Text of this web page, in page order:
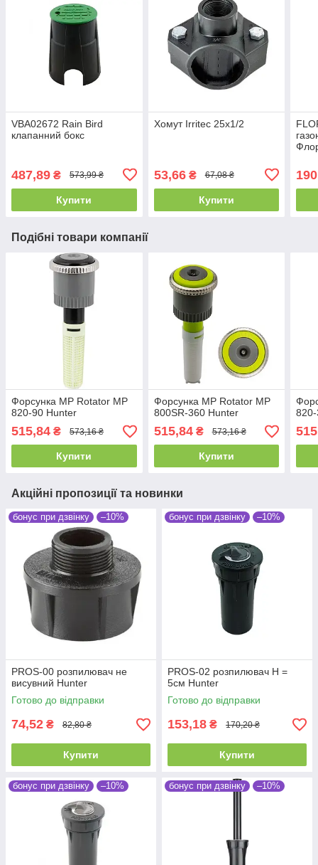
VBA02672 Rain Bird
клапанний бокс
487,89 ₴ 573,99 ₴
Купити
Хомут Irritec 25х1/2
53,66₴ 67,08 ₴
Купити
190
Подібні товари компанії
Форсунка MP Rotator MP
820-90 Hunter
515,84 ₴ 573,16 ₴
Купити
Форсунка MP Rotator MP
800SR-360 Hunter
515,84₴ 573,16 ₴
Купити
Акційні пропозиції та новинки
бонус при дзвінку –10%
PROS-00 розпилювач не
висувний Hunter
Готово до відправки
74,52 ₴ 82,80 ₴
Купити
бонус при дзвінку –10%
PROS-02 розпилювач Н =
5см Hunter
Готово до відправки
153,18 ₴ 170,20 ₴
Купити
бонус при дзвінку –10% бонус при дзвінку –10%